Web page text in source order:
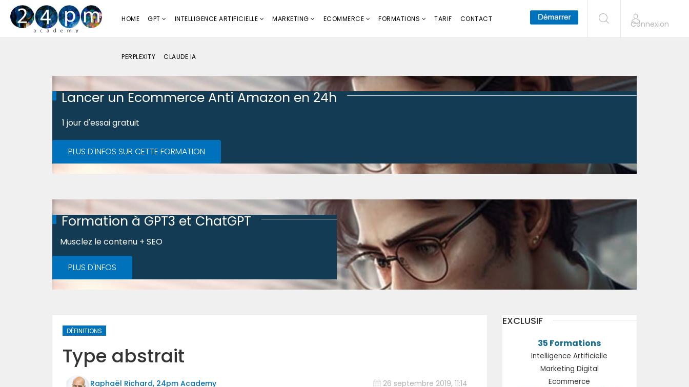
HOME GPT INTELLIGENCE ARTIFICIELLE MARKETING ECOMMERCE FORMATIONS TARIF CONTACT
PERPLEXITY CLAUDE IA
Connexion
Lancer un Ecommerce Anti Amazon en 24h
1 jour d'essai gratuit
PLUS D'INFOS SUR CETTE FORMATION
Formation à GPT3 et ChatGPT
Musclez le contenu + SEO
PLUS D'INFOS
DÉFINITIONS
Type abstrait
Raphaël Richard, 24pm Academy 26 septembre 2019, 11:14
EXCLUSIF
35 Formations
Intelligence Artificielle
Marketing Digital
Ecommerce